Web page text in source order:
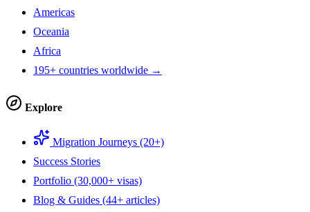
Americas
Oceania
Africa
195+ countries worldwide →
Explore
Migration Journeys (20+)
Success Stories
Portfolio (30,000+ visas)
Blog & Guides (44+ articles)